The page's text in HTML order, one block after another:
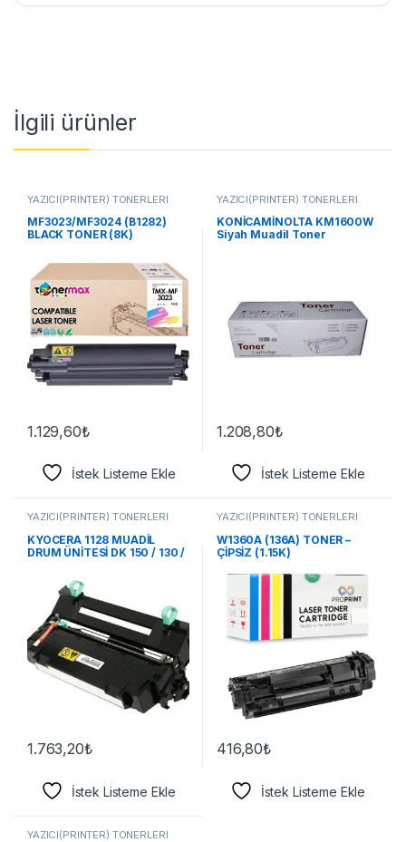
İlgili ürünler
YAZICI(PRİNTER) TONERLERİ
MF3023/MF3024 (B1282)
BLACK TONER (8K)
1.129,60₺
İstek Listeme Ekle
YAZICI(PRİNTER) TONERLERİ
KONİCAMİNOLTA KM1600W
Siyah Muadil Toner
1.208,80₺
İstek Listeme Ekle
YAZICI(PRİNTER) TONERLERİ
KYOCERA 1128 MUADİL
DRUM ÜNİTESİ DK 150 / 130 /
1.763,20₺
İstek Listeme Ekle
YAZICI(PRİNTER) TONERLERİ
W1360A (136A) TONER –
ÇİPSİZ (1.15K)
416,80₺
İstek Listeme Ekle
YAZICI(PRİNTER) TONERLERİ